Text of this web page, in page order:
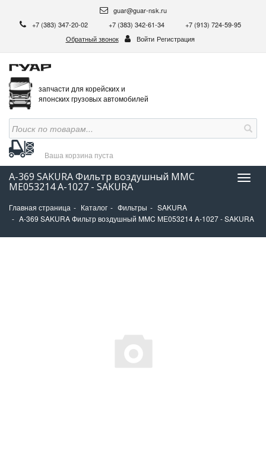
guar@guar-nsk.ru
+7 (383) 347-20-02
+7 (383) 342-61-34
+7 (913) 724-59-95
Обратный звонок
Войти Регистрация
запчасти для корейских и
японских грузовых автомобилей
Ваша корзина пуста
A-369 SAKURA Фильтр воздушный MMC
МЕ053214 A-1027 - SAKURA
Главная страница Каталог Фильтры
SAKURA
A-369 SAKURA Фильтр воздушный MMC МЕ053214 A-1027 - SAKURA